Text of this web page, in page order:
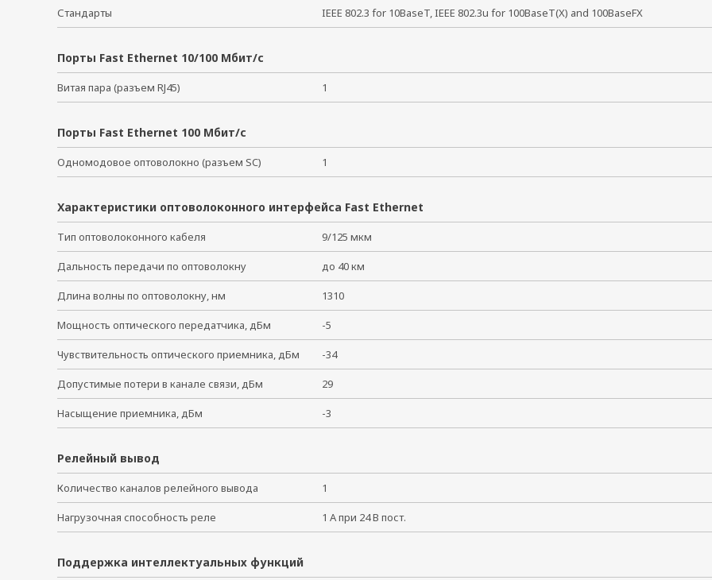
Стандарты IEEE 802.3 for 10BaseT, IEEE 802.3u for 100BaseT(X) and 100BaseFX
Порты Fast Ethernet 10/100 Мбит/с
Витая пара (разъем RJ45) 1
Порты Fast Ethernet 100 Мбит/с
Одномодовое оптоволокно (разъем SC) 1
Характеристики оптоволоконного интерфейса Fast Ethernet
Тип оптоволоконного кабеля 9/125 мкм
Дальность передачи по оптоволокну до 40 км
Длина волны по оптоволокну, нм 1310
Мощность оптического передатчика, дБм -5
Чувствительность оптического приемника, дБм -34
Допустимые потери в канале связи, дБм 29
Насыщение приемника, дБм -3
Релейный вывод
Количество каналов релейного вывода 1
Нагрузочная способность реле 1 А при 24 В пост.
Поддержка интеллектуальных функций